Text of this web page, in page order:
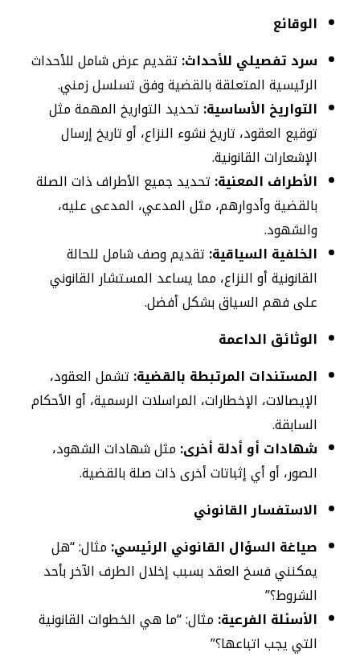
الوقائع
سرد تفصيلي للأحداث: تقديم عرض شامل للأحداث
الرئيسية المتعلقة بالقضية وفق تسلسل زمني.
التواريخ الأساسية: تحديد التواريخ المهمة مثل
توقيع العقود، تاريخ نشوء النزاع، أو تاريخ إرسال
الإشعارات القانونية.
الأطراف المعنية: تحديد جميع الأطراف ذات الصلة
بالقضية وأدوارهم، مثل المدعي، المدعى عليه،
والشهود.
الخلفية السياقية: تقديم وصف شامل للحالة
القانونية أو النزاع، مما يساعد المستشار القانوني
على فهم السياق بشكل أفضل.
الوثائق الداعمة
المستندات المرتبطة بالقضية: تشمل العقود،
الإيصالات، الإخطارات، المراسلات الرسمية، أو الأحكام
السابقة.
شهادات أو أدلة أخرى: مثل شهادات الشهود،
الصور، أو أي إثباتات أخرى ذات صلة بالقضية.
الاستفسار القانوني
صياغة السؤال القانوني الرئيسي: مثال: “هل
يمكنني فسخ العقد بسبب إخلال الطرف الآخر بأحد
الشروط؟”
الأسئلة الفرعية: مثال: “ما هي الخطوات القانونية
التي يجب اتباعها؟”